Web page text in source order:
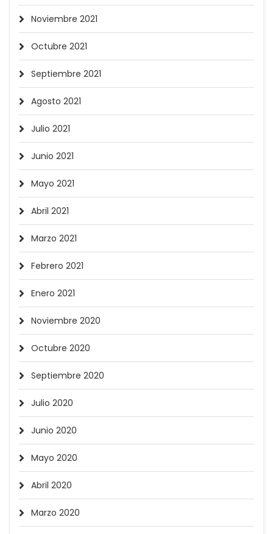
Noviembre 2021
Octubre 2021
Septiembre 2021
Agosto 2021
Julio 2021
Junio 2021
Mayo 2021
Abril 2021
Marzo 2021
Febrero 2021
Enero 2021
Noviembre 2020
Octubre 2020
Septiembre 2020
Julio 2020
Junio 2020
Mayo 2020
Abril 2020
Marzo 2020